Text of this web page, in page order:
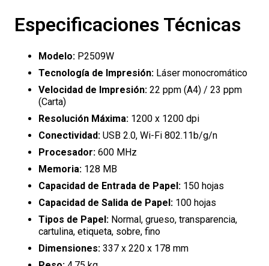
Especificaciones Técnicas
Modelo: P2509W
Tecnología de Impresión: Láser monocromático
Velocidad de Impresión: 22 ppm (A4) / 23 ppm
(Carta)
Resolución Máxima: 1200 x 1200 dpi
Conectividad: USB 2.0, Wi-Fi 802.11b/g/n
Procesador: 600 MHz
Memoria: 128 MB
Capacidad de Entrada de Papel: 150 hojas
Capacidad de Salida de Papel: 100 hojas
Tipos de Papel: Normal, grueso, transparencia,
cartulina, etiqueta, sobre, fino
Dimensiones: 337 x 220 x 178 mm